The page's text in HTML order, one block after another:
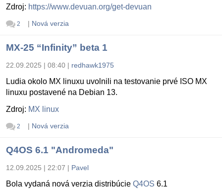
Zdroj: https://www.devuan.org/get-devuan
2 | Nová verzia
MX-25 “Infinity” beta 1
22.09.2025 | 08:40 | redhawk1975
Ludia okolo MX linuxu uvolnili na testovanie prvé ISO MX
linuxu postavené na Debian 13.
Zdroj: MX linux
2 | Nová verzia
Q4OS 6.1 "Andromeda"
12.09.2025 | 22:07 | Pavel
Bola vydaná nová verzia distribúcie Q4OS 6.1